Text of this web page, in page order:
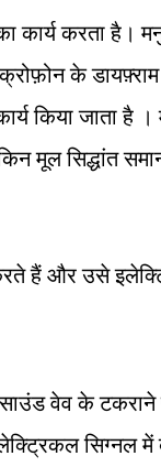
करता है।
के
किया जाता है
मूल सिद्धांत
हैं और उसे
वेव के टकराने
सिग्नल